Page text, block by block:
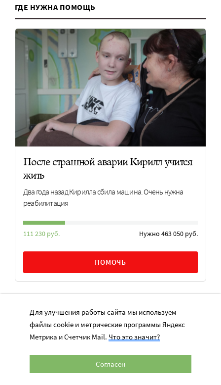
ГДЕ НУЖНА ПОМОЩЬ
После страшной аварии Кирилл учится
жить
Два года назад Кирилла сбила машина. Очень нужна
реабилитация
111 230 руб. Нужно 463 050 руб.
ПОМОЧЬ
ЧТО БУДЕТ
Заявки на конкурс «Лидеры корпоративной
до 25 августа
Для улучшения работы сайта мы используем
файлы cookie и метрические программы Яндекс
Метрика и Счетчик Mail. Что это значит?
Согласен